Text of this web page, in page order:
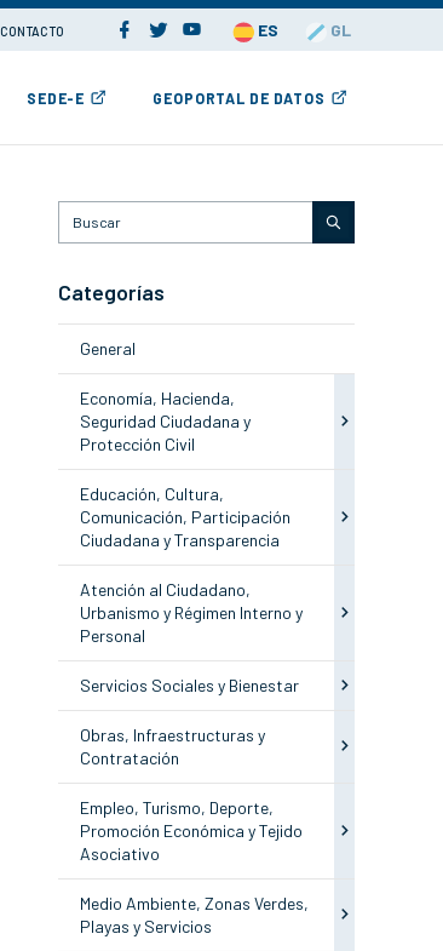
CONTACTO ES GL
SEDE-E GEOPORTAL DE DATOS
Categorías
General
Economía, Hacienda,
Seguridad Ciudadana y
Protección Civil
Educación, Cultura,
Comunicación, Participación
Ciudadana y Transparencia
Atención al Ciudadano,
Urbanismo y Régimen Interno y
Personal
Servicios Sociales y Bienestar
Obras, Infraestructuras y
Contratación
Empleo, Turismo, Deporte,
Promoción Económica y Tejido
Asociativo
Medio Ambiente, Zonas Verdes,
Playas y Servicios